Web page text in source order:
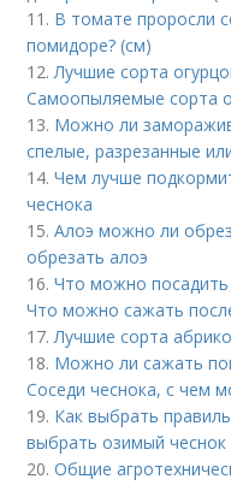
11. В томате проросли
помидоре? (см)
12.Лучшие сорта
Самоопыляемые сорта
13. Можно ли
спелые, разрезанные
14.Чем лучше
чеснока
15.Алоэ можно ли
обрезать алоэ
16.Что можно посадить
Что можно сажать
17.Лучшие сорта
18. Можно ли сажать
Соседи чеснока, с чем
19. Как выбрать
выбрать озимый чеснок
20.Общие